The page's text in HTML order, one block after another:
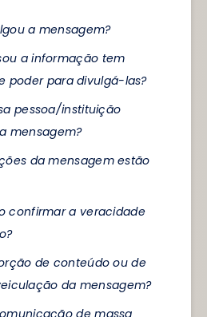
a mensagem?
a informação tem
poder para divulgá-las?
pessoa/instituição
mensagem?
da mensagem estão
confirmar a veracidade
de conteúdo ou de
da mensagem?
de massa